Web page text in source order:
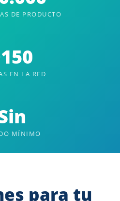
DE PRODUCTO
EN LA RED
MÍNIMO
para tu